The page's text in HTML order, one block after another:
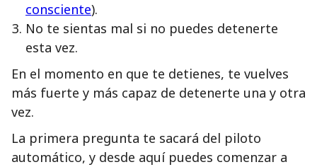
consciente).
No te sientas mal si no puedes detenerte
esta vez.
En el momento en que te detienes, te vuelves
más fuerte y más capaz de detenerte una y otra
vez.
La primera pregunta te sacará del piloto
automático, y desde aquí puedes comenzar a